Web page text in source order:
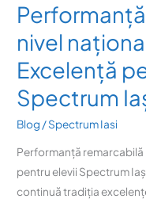
nivel
Excelență
Spectrum
Blog /Spectrum Iasi
Performanță remarcabilă
pentru elevii Spectrum
continuă tradiția